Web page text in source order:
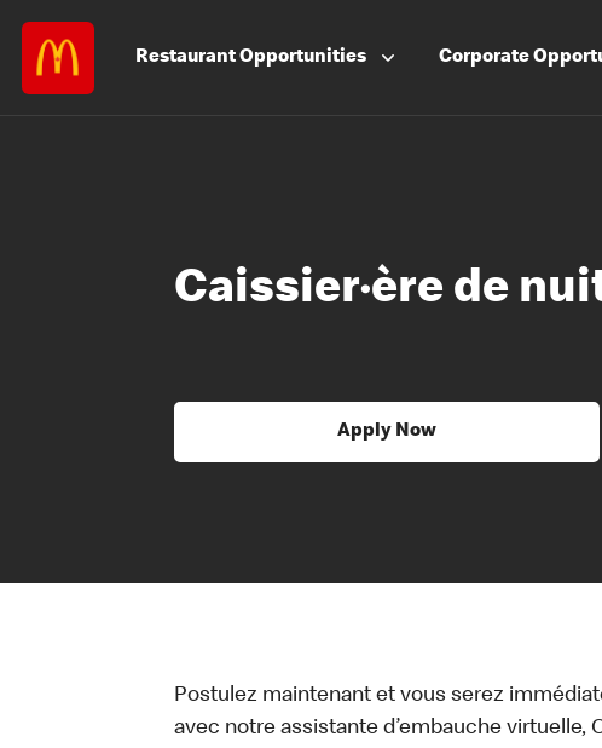
RestaurantOpportunities Corporate
Caissier·ère de
Apply Now
Postulez maintenant et vous serez
avec notre assistante d’embauche virtuelle,